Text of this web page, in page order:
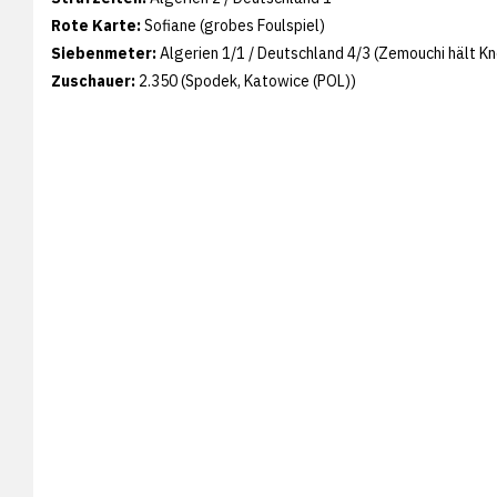
Rote Karte:Sofiane (grobes Foulspiel)
Siebenmeter:Algerien 1/1 / Deutschland 4/3 (Zemouchi hält
Zuschauer: 2.350 (Spodek, Katowice (POL))